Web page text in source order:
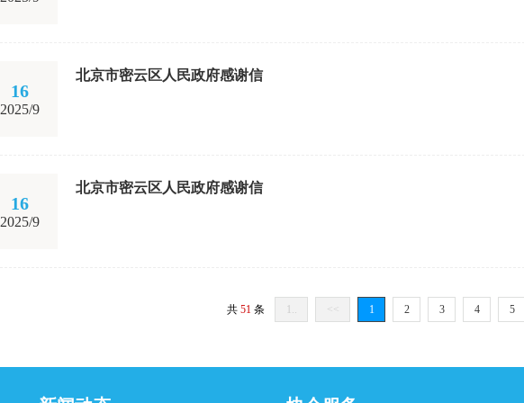
16
2025/9
北京市密云区人民政府感谢信
16
2025/9
北京市密云区人民政府感谢信
共51 条 1.. << 1 2 3 4 5